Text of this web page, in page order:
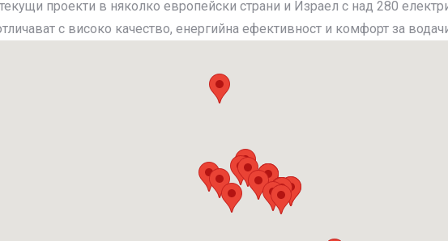
проекти в няколко европейски страни и Израел с над 280
с високо качество, енергийна ефективност и комфорт за